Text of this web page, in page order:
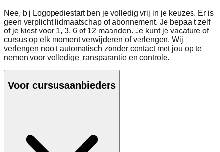
Nee, bij Logopediestart ben je volledig vrij in je keuzes. Er is
geen verplicht lidmaatschap of abonnement. Je bepaalt zelf
of je kiest voor 1, 3, 6 of 12 maanden. Je kunt je vacature of
cursus op elk moment verwijderen of verlengen. Wij
verlengen nooit automatisch zonder contact met jou op te
nemen voor volledige transparantie en controle.
Voor cursusaanbieders